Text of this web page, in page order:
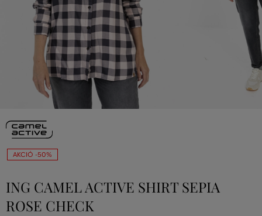
AKCIÓ -50%
ING CAMEL ACTIVE SHIRT SEPIA
ROSE CHECK